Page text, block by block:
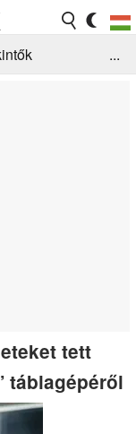
...
tett
táblagépéről